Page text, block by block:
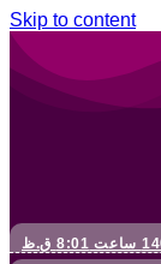
Skip to content